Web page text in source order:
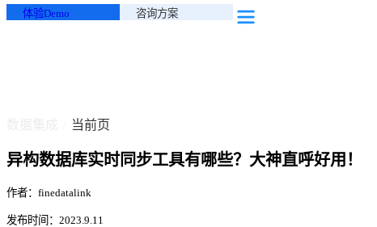
体验Demo 咨询方案
当前页
异构数据库实时同步工具有哪些？大神直呼好用！
作者：finedatalink
发布时间：2023.9.11